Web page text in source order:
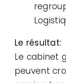
Le résultat:
Le cabinet
peuvent